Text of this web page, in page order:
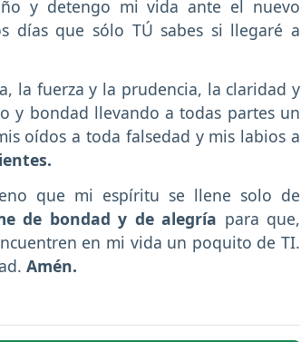
y detengo mi vida ante el nuevo
días que sólo TÚ sabes si llegaré a
la fuerza y la prudencia, la claridad y
y bondad llevando a todas partes un
oídos a toda falsedad y mis labios a
que mi espíritu se llene solo de
de bondad y de alegría para que,
en mi vida un poquito de TI.
Amén.